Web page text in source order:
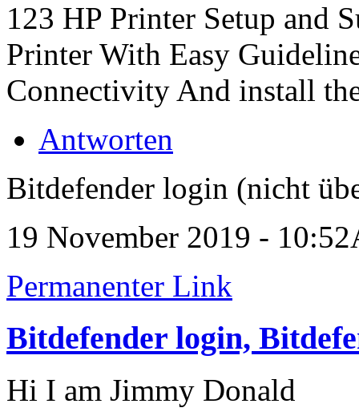
123 HP Printer Setup and
Printer With Easy
Connectivity And install
Antworten
Bitdefender login (nicht
19 November 2019 -
Permanenter Link
Bitdefender login,
Hi I am Jimmy Donald